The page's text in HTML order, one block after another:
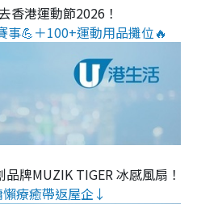
香港運動節2026！
事💪＋100+運動用品攤位🔥
品牌MUZIK TIGER 冰感風扇！
療癒帶返屋企↓